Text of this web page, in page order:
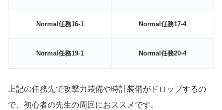
Normal任務16-1 Normal任務17-4
Normal任務19-1 Normal任務20-4
上記の任務先で攻撃力装備や時計装備がドロップするの
で、初心者の先生の周回におススメです。